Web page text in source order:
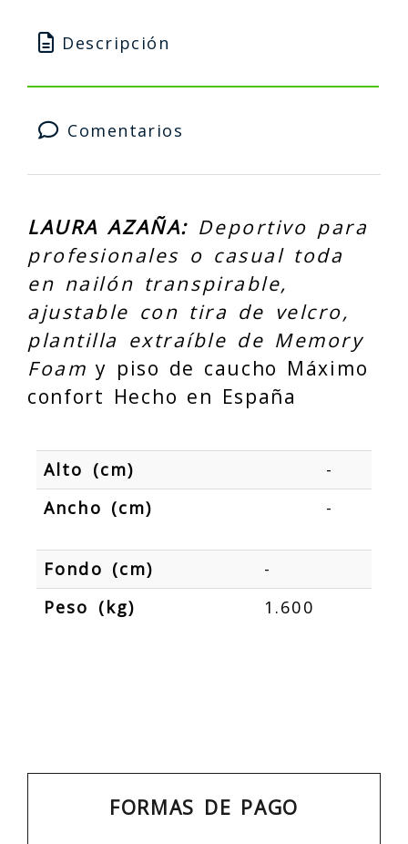
Descripción
Comentarios
LAURA AZAÑA: Deportivo para
profesionales o casual toda
en nailón transpirable,
ajustable con tira de velcro,
plantilla extraíble de Memory
Foam y piso de caucho Máximo
confort Hecho en España
Alto (cm)
-
Ancho (cm)
-
Fondo (cm)
-
Peso (kg)
1.600
FORMAS DE PAGO